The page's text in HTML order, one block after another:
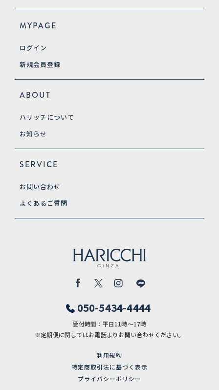
050-5434-4444
受付時間：平日11時〜17時
※定期便に関してはお電話よりお問い合わせください。
MYPAGE
ログイン
新規会員登録
ABOUT
ハリッチについて
お知らせ
SERVICE
お問い合わせ
よくあるご質問
利用規約
特定商取引法に基づく表示
プライバシーポリシー